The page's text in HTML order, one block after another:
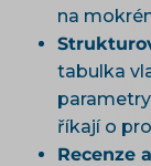
na
tabulka
říkají o
Recenze